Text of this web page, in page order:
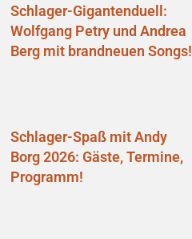
Schlager-Gigantenduell:
Wolfgang Petry und Andrea
Berg mit brandneuen Songs!
Schlager-Spaß mit Andy
Borg 2026: Gäste, Termine,
Programm!